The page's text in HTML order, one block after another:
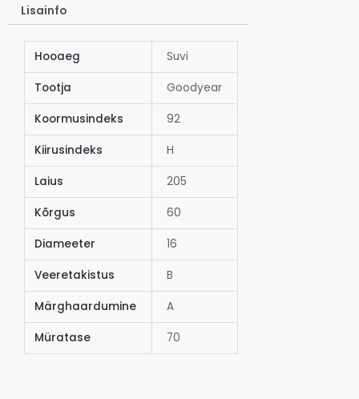
Lisainfo
Hooaeg Suvi
Tootja Goodyear
Koormusindeks 92
Kiirusindeks H
Laius 205
Kõrgus 60
Diameeter 16
Veeretakistus B
Märghaardumine A
Müratase 70